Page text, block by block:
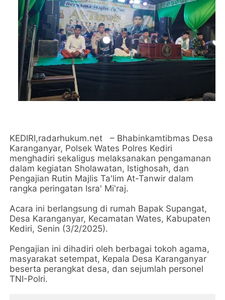
KEDIRI,radarhukum.net – Bhabinkamtibmas Desa
Karanganyar, Polsek Wates Polres Kediri
menghadiri sekaligus melaksanakan pengamanan
dalam kegiatan Sholawatan, Istighosah, dan
Pengajian Rutin Majlis Ta'lim At-Tanwir dalam
rangka peringatan Isra' Mi'raj.
Acara ini berlangsung di rumah Bapak Supangat,
Desa Karanganyar, Kecamatan Wates, Kabupaten
Kediri, Senin (3/2/2025).
Pengajian ini dihadiri oleh berbagai tokoh agama,
masyarakat setempat, Kepala Desa Karanganyar
beserta perangkat desa, dan sejumlah personel
TNI-Polri.